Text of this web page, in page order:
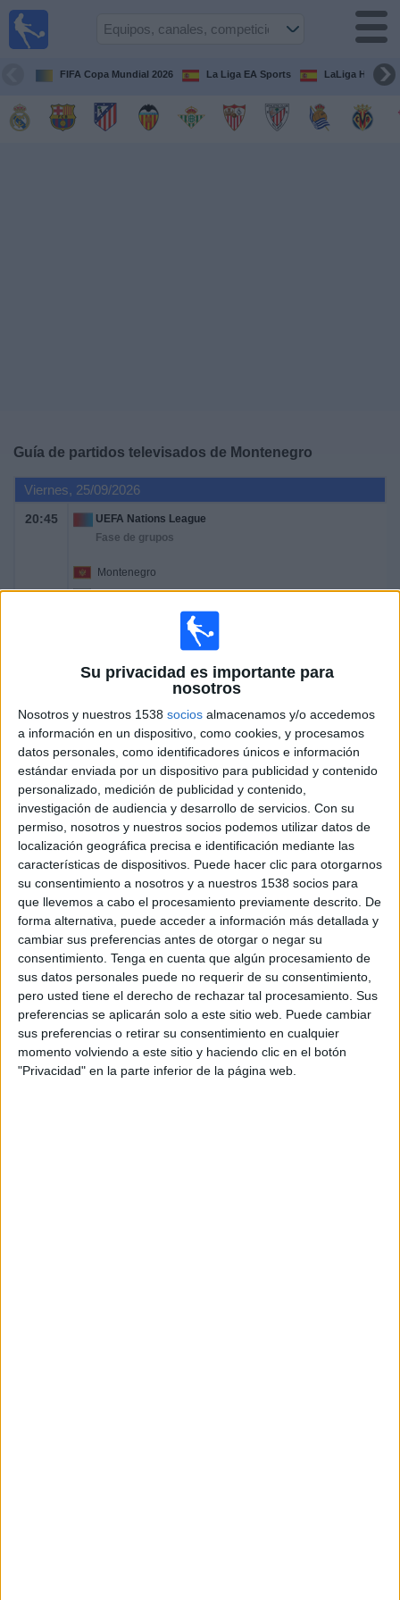
Su privacidad es importante para
nosotros
Nosotros y nuestros 1538 socios almacenamos y/o accedemos
a información en un dispositivo, como cookies, y procesamos
datos personales, como identificadores únicos e información
estándar enviada por un dispositivo para publicidad y contenido
personalizado, medición de publicidad y contenido,
investigación de audiencia y desarrollo de servicios. Con su
permiso, nosotros y nuestros socios podemos utilizar datos de
localización geográfica precisa e identificación mediante las
características de dispositivos. Puede hacer clic para otorgarnos
su consentimiento a nosotros y a nuestros 1538 socios para
que llevemos a cabo el procesamiento previamente descrito. De
forma alternativa, puede acceder a información más detallada y
cambiar sus preferencias antes de otorgar o negar su
consentimiento. Tenga en cuenta que algún procesamiento de
sus datos personales puede no requerir de su consentimiento,
pero usted tiene el derecho de rechazar tal procesamiento. Sus
preferencias se aplicarán solo a este sitio web. Puede cambiar
sus preferencias o retirar su consentimiento en cualquier
momento volviendo a este sitio y haciendo clic en el botón
"Privacidad" en la parte inferior de la página web.
FIFA Copa Mundial 2026 La Liga EA Sports LaLiga
Guía de partidos televisados de Montenegro
Viernes, 25/09/2026
20:45
UEFA Nations League
Fase de grupos
Montenegro
Chipre
Canal por confirmar
Lunes, 28/09/2026
UEFA Nations League
Fase de grupos
Armenia
Montenegro
Canal por confirmar
Viernes, 02/10/2026
UEFA Nations League
Letonia
Montenegro
Canal por confirmar
Guía de
Televisados
Noticias